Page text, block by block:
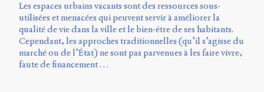
Les espaces urbains vacants sont des ressources sous-
utilisées et menacées qui peuvent servir à améliorer la
qualité de vie dans la ville et le bien-être de ses habitants.
Cependant, les approches traditionnelles (qu’il s’agisse du
marché ou de l’État) ne sont pas parvenues à les faire vivre,
faute de financement …